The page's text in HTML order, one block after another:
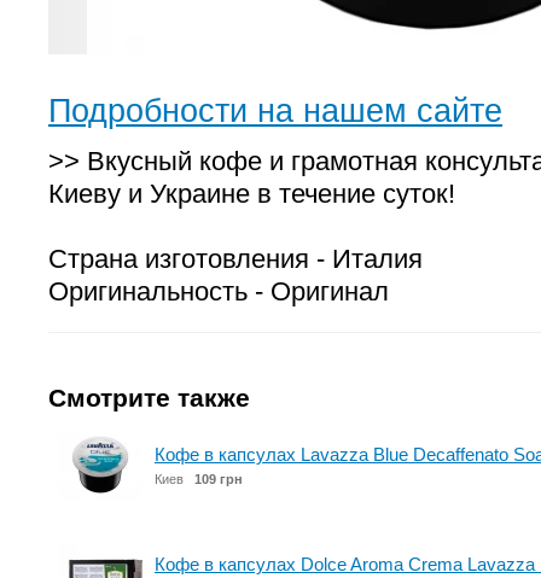
Подробности на нашем сайте
>> Вкусный кофе и грамотная
Киеву и Украине в течение суток!
Страна изготовления - Италия
Оригинальность - Оригинал
Смотрите также
Кофе в капсулах Lavazza Blue Decaffenato
Киев 109 грн
Кофе в капсулах Dolce Aroma Crema Lavazza